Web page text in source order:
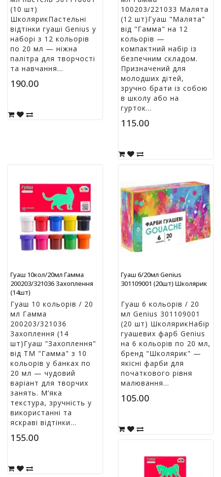
(10 шт)
ШколярикПастельні
відтінки гуаші Genius у
наборі з 12 кольорів
по 20 мл — ніжна
палітра для творчості
та навчання...
190.00
100203/221033 Малята
(12 шт)Гуаш "Малята"
від "Гамма" на 12
кольорів —
компактний набір із
безпечним складом.
Призначений для
молодших дітей,
зручно брати із собою
в школу або на
гурток...
115.00
Гуаш 10кол/20мл Гамма
200203/321036 Захоплення
(14шт)
Гуаш 10 кольорів / 20
мл Гамма
200203/321036
Захоплення (14
шт)Гуаш "Захоплення"
від ТМ "Гамма" з 10
кольорів у банках по
20 мл — чудовий
варіант для творчих
занять. М’яка
текстура, зручність у
використанні та
яскраві відтінки...
155.00
Гуаш 6/20мл Genius
301109001 (20шт) Школярик
Гуаш 6 кольорів / 20
мл Genius 301109001
(20 шт) ШколярикНабір
гуашевих фарб Genius
на 6 кольорів по 20 мл,
бренд "Школярик" —
якісні фарби для
початкового рівня
малювання...
105.00